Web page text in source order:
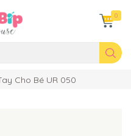
0
Cho Bé UR 050